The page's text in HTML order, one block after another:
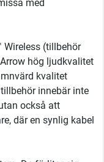
med
Wireless (tillbehör
hög ljudkvalitet
kvalitet
innebär inte
också att
där en synlig kabel